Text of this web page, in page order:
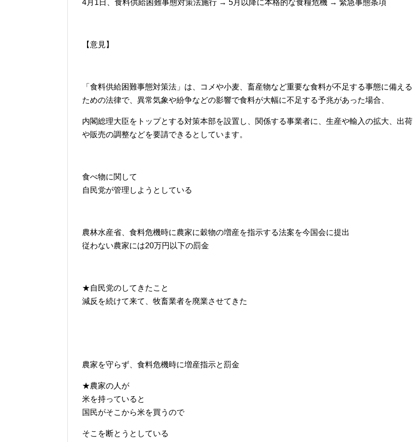
4月1日、食料供給困難事態対策法施行 → 5月以降に本格的な食糧危機 → 緊急事態条項
【意見】
「食料供給困難事態対策法」は、コメや小麦、畜産物など重要な食料が不足する事態に備える
ための法律で、異常気象や紛争などの影響で食料が大幅に不足する予兆があった場合、
内閣総理大臣をトップとする対策本部を設置し、関係する事業者に、生産や輸入の拡大、出荷
や販売の調整などを要請できるとしています。
食べ物に関して
自民党が管理しようとしている
農林水産省、食料危機時に農家に穀物の増産を指示する法案を今国会に提出
従わない農家には20万円以下の罰金
★自民党のしてきたこと
減反を続けて来て、牧畜業者を廃業させてきた
農家を守らず、食料危機時に増産指示と罰金
★農家の人が
米を持っていると
国民がそこから米を買うので
そこを断とうとしている